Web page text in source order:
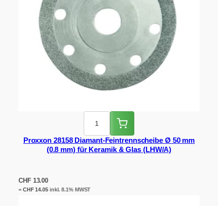
Proxxon 28158 Diamant-Feintrennscheibe Ø 50 mm
(0.8 mm) für Keramik & Glas (LHW/A)
CHF13.00
= CHF14.05inkl. 8.1% MWST